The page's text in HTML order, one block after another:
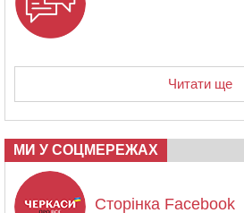
Читати ще
МИ У СОЦМЕРЕЖАХ
Сторінка Facebook